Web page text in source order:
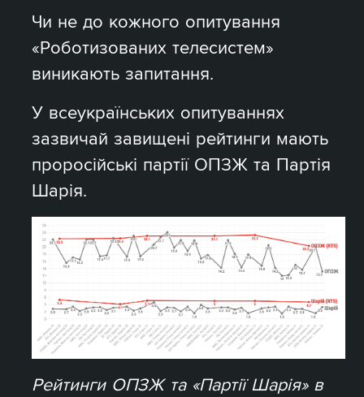
Чи не до кожного опитування
«Роботизованих телесистем»
виникають запитання.
У всеукраїнських опитуваннях
зазвичай завищені рейтинги мають
проросійські партії ОПЗЖ та Партія
Шарія.
Рейтинги ОПЗЖ та «Партії Шарія» в